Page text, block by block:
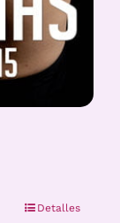
Detalles